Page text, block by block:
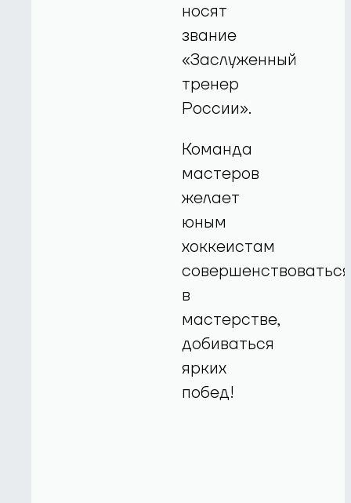
носят
звание
«Заслуженный
тренер
России».
Команда
мастеров
желает
юным
хоккеистам
совершенствоваться
в
мастерстве,
добиваться
ярких
побед!